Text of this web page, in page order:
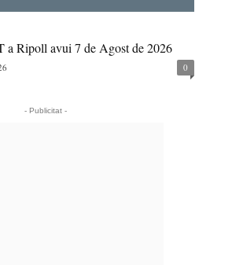
a Ripoll avui 7 de Agost de 2026
0
- Publicitat -